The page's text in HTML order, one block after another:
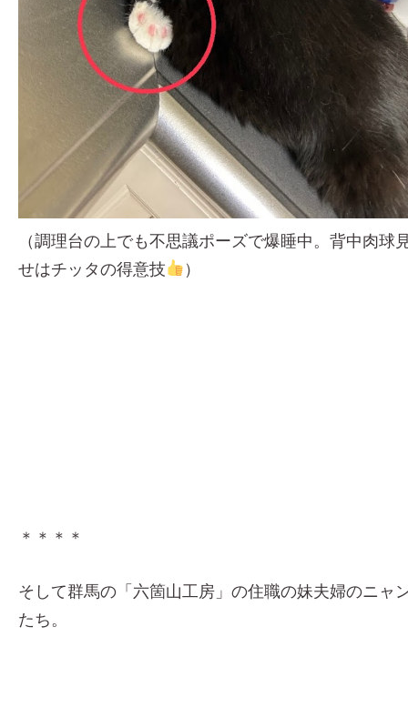
（調理台の上でも不思議ポーズで爆睡中。背中肉球
せはチッタの得意技
）
＊＊＊＊
そして群馬の「六箇山工房」の住職の妹夫婦のニャ
たち。